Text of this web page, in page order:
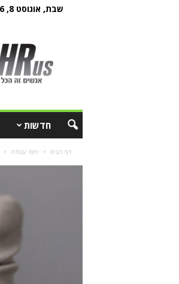
שבת, אוגוסט 8, 2026
חדשות
דף הבית יחסי עבודה